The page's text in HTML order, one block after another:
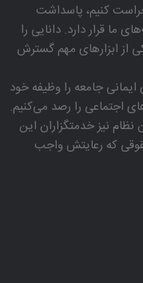
حراست كنیم، پاسداشت
ما قرار دارد. دانایی را
از ابزارهای مهم گسترش
جامعه را وظیفه خود
اجتماعی را رصد می‌كنیم.
نیز خدمتگزاران این
كه رعایتش واجب